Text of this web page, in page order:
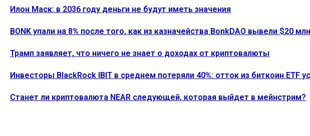
Илон Маск: в 2036 году деньги не будут иметь значения
BONK упали на 8% после того, как из казначейства BonkDAO вывели $20 млн
Трамп заявляет, что ничего не знает о доходах от криптовалюты
Инвесторы BlackRock IBIT в среднем потеряли 40%: отток из биткоин ETF
Станет ли криптовалюта NEAR следующей, которая выйдет в мейнстрим?